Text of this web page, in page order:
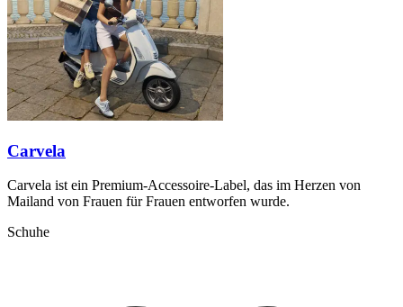
Carvela
Carvela ist ein Premium-Accessoire-Label, das im Herzen von
Mailand von Frauen für Frauen entworfen wurde.
Schuhe